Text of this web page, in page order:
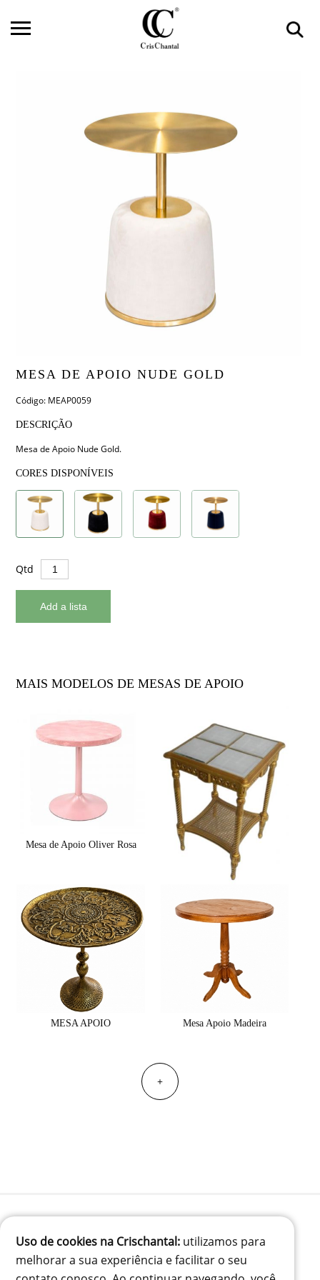
MESA DE APOIO NUDE GOLD
Código: MEAP0059
DESCRIÇÃO
Mesa de Apoio Nude Gold.
CORES DISPONÍVEIS
Qtd
MAIS MODELOS DE MESAS DE APOIO
Mesa de Apoio Oliver Rosa
Mesa Quadrada Alta dourada
MESA APOIO Mesa Apoio Madeira
+
(41) 99834-3707
contato@crischantal.com.br
Uso de cookies na Crischantal: utilizamos para
melhorar a sua experiência e facilitar o seu